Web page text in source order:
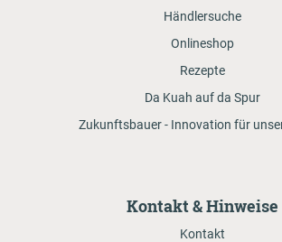
Händlersuche
Onlineshop
Rezepte
Da Kuah auf da Spur
Zukunftsbauer - Innovation für
Kontakt & Hinweise
Kontakt